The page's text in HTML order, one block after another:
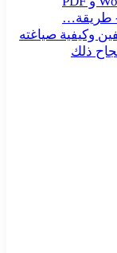
طريقة…
وكيفية صياغته
ذلك